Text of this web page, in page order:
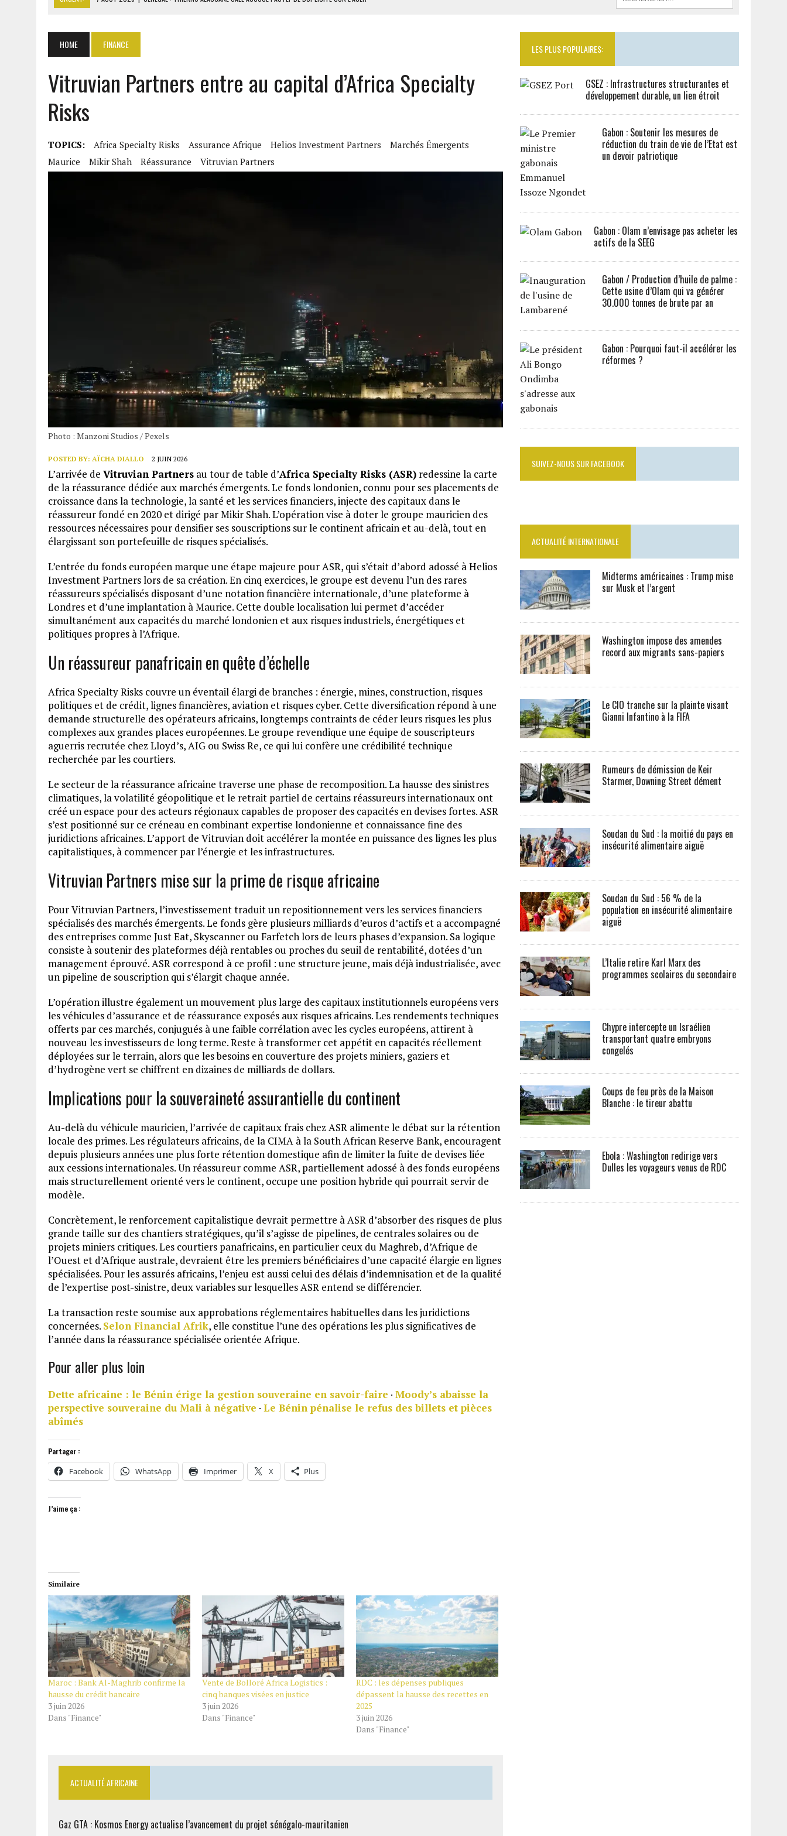
7 AOÛT 2026 | CÔTE D’IVOIRE : OUATTARA GRACIE 4 661 DÉTENUS POUR L’INDÉPENDANCE
7 AOÛT 2026
SÉNÉGAL : THIERNO ALASSANE SALL ACCUSE PASTEF DE DUPLICITÉ SUR L’ASER
HOME FINANCE
Vitruvian Partners entre au capital d’Africa Specialty
Risks
TOPICS: Africa Specialty Risks Assurance Afrique Helios Investment Partners
Marchés Émergents
Maurice
Mikir Shah Réassurance Vitruvian Partners
Photo : Manzoni Studios / Pexels
POSTED BY: AÏCHA DIALLO 2 JUIN 2026
L’arrivée de Vitruvian Partners au tour de table d’Africa Specialty Risks (ASR) redessine la carte
de la réassurance dédiée aux marchés émergents. Le fonds londonien, connu pour ses placements de
croissance dans la technologie, la santé et les services financiers, injecte des capitaux dans le
réassureur fondé en 2020 et dirigé par Mikir Shah. L’opération vise à doter le groupe mauricien des
ressources nécessaires pour densifier ses souscriptions sur le continent africain et au-delà, tout en
élargissant son portefeuille de risques spécialisés.
L’entrée du fonds européen marque une étape majeure pour ASR, qui s’était d’abord adossé à Helios
Investment Partners lors de sa création. En cinq exercices, le groupe est devenu l’un des rares
réassureurs spécialisés disposant d’une notation financière internationale, d’une plateforme à
Londres et d’une implantation à Maurice. Cette double localisation lui permet d’accéder
simultanément aux capacités du marché londonien et aux risques industriels, énergétiques et
politiques propres à l’Afrique.
Un réassureur panafricain en quête d’échelle
Africa Specialty Risks couvre un éventail élargi de branches : énergie, mines, construction, risques
politiques et de crédit, lignes financières, aviation et risques cyber. Cette diversification répond à une
demande structurelle des opérateurs africains, longtemps contraints de céder leurs risques les plus
complexes aux grandes places européennes. Le groupe revendique une équipe de souscripteurs
aguerris recrutée chez Lloyd’s, AIG ou Swiss Re, ce qui lui confère une crédibilité technique
recherchée par les courtiers.
Le secteur de la réassurance africaine traverse une phase de recomposition. La hausse des sinistres
climatiques, la volatilité géopolitique et le retrait partiel de certains réassureurs internationaux ont
créé un espace pour des acteurs régionaux capables de proposer des capacités en devises fortes. ASR
s’est positionné sur ce créneau en combinant expertise londonienne et connaissance fine des
juridictions africaines. L’apport de Vitruvian doit accélérer la montée en puissance des lignes les plus
capitalistiques, à commencer par l’énergie et les infrastructures.
Vitruvian Partners mise sur la prime de risque africaine
Pour Vitruvian Partners, l’investissement traduit un repositionnement vers les services financiers
spécialisés des marchés émergents. Le fonds gère plusieurs milliards d’euros d’actifs et a accompagné
des entreprises comme Just Eat, Skyscanner ou Farfetch lors de leurs phases d’expansion. Sa logique
consiste à soutenir des plateformes déjà rentables ou proches du seuil de rentabilité, dotées d’un
management éprouvé. ASR correspond à ce profil : une structure jeune, mais déjà industrialisée, avec
un pipeline de souscription qui s’élargit chaque année.
L’opération illustre également un mouvement plus large des capitaux institutionnels européens vers
les véhicules d’assurance et de réassurance exposés aux risques africains. Les rendements techniques
offerts par ces marchés, conjugués à une faible corrélation avec les cycles européens, attirent à
nouveau les investisseurs de long terme. Reste à transformer cet appétit en capacités réellement
déployées sur le terrain, alors que les besoins en couverture des projets miniers, gaziers et
d’hydrogène vert se chiffrent en dizaines de milliards de dollars.
Implications pour la souveraineté assurantielle du continent
Au-delà du véhicule mauricien, l’arrivée de capitaux frais chez ASR alimente le débat sur la rétention
locale des primes. Les régulateurs africains, de la CIMA à la South African Reserve Bank, encouragent
depuis plusieurs années une plus forte rétention domestique afin de limiter la fuite de devises liée
aux cessions internationales. Un réassureur comme ASR, partiellement adossé à des fonds européens
mais structurellement orienté vers le continent, occupe une position hybride qui pourrait servir de
modèle.
Concrètement, le renforcement capitalistique devrait permettre à ASR d’absorber des risques de plus
grande taille sur des chantiers stratégiques, qu’il s’agisse de pipelines, de centrales solaires ou de
projets miniers critiques. Les courtiers panafricains, en particulier ceux du Maghreb, d’Afrique de
l’Ouest et d’Afrique australe, devraient être les premiers bénéficiaires d’une capacité élargie en lignes
spécialisées. Pour les assurés africains, l’enjeu est aussi celui des délais d’indemnisation et de la qualité
de l’expertise post-sinistre, deux variables sur lesquelles ASR entend se différencier.
La transaction reste soumise aux approbations réglementaires habituelles dans les juridictions
concernées. Selon Financial Afrik, elle constitue l’une des opérations les plus significatives de
l’année dans la réassurance spécialisée orientée Afrique.
Pour aller plus loin
Dette africaine : le Bénin érige la gestion souveraine en savoir-faire · Moody’s abaisse la
perspective souveraine du Mali à négative · Le Bénin pénalise le refus des billets et pièces
abîmés
Partager :
Facebook WhatsApp Imprimer X Plus
J’aime ça :
Similaire
Maroc : Bank Al-Maghrib confirme la
hausse du crédit bancaire
3 juin 2026
Dans "Finance"
Vente de Bolloré Africa Logistics :
cinq banques visées en justice
3 juin 2026
Dans "Finance"
RDC : les dépenses publiques
dépassent la hausse des recettes en
2025
3 juin 2026
Dans "Finance"
ACTUALITÉ AFRICAINE
Gaz GTA : Kosmos Energy actualise l’avancement du projet sénégalo-mauritanien
LES PLUS POPULAIRES:
GSEZ : Infrastructures structurantes et
développement durable, un lien étroit
Gabon : Soutenir les mesures de
réduction du train de vie de l’Etat est
un devoir patriotique
Gabon : Olam n’envisage pas acheter les
actifs de la SEEG
Gabon / Production d’huile de palme :
Cette usine d’Olam qui va générer
30.000 tonnes de brute par an
Gabon : Pourquoi faut-il accélérer les
réformes ?
SUIVEZ-NOUS SUR FACEBOOK
ACTUALITÉ INTERNATIONALE
Midterms américaines : Trump mise
sur Musk et l’argent
Washington impose des amendes
record aux migrants sans-papiers
Le CIO tranche sur la plainte visant
Gianni Infantino à la FIFA
Rumeurs de démission de Keir
Starmer, Downing Street dément
Soudan du Sud : la moitié du pays en
insécurité alimentaire aiguë
Soudan du Sud : 56 % de la
population en insécurité alimentaire
aiguë
L’Italie retire Karl Marx des
programmes scolaires du secondaire
Chypre intercepte un Israélien
transportant quatre embryons
congelés
Coups de feu près de la Maison
Blanche : le tireur abattu
Ebola : Washington redirige vers
Dulles les voyageurs venus de RDC